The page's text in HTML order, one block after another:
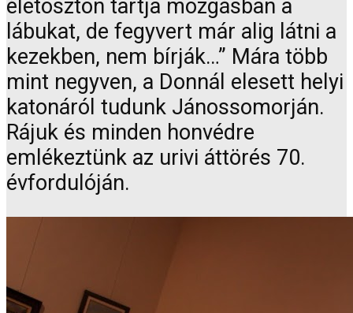
életösztön tartja mozgásban a
lábukat, de fegyvert már alig látni a
kezekben, nem bírják…” Mára több
mint negyven, a Donnál elesett helyi
katonáról tudunk Jánossomorján.
Rájuk és minden honvédre
emlékeztünk az urivi áttörés 70.
évfordulóján.